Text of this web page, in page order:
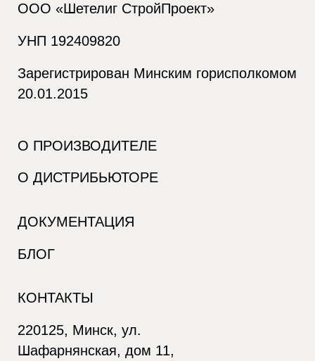
ООО «Шетелиг СтройПроект»
УНП 192409820
Зарегистрирован Минским горисполкомом
20.01.2015
О ПРОИЗВОДИТЕЛЕ
О ДИСТРИБЬЮТОРЕ
ДОКУМЕНТАЦИЯ
БЛОГ
КОНТАКТЫ
220125, Минск, ул.
Шафарнянская, дом 11,